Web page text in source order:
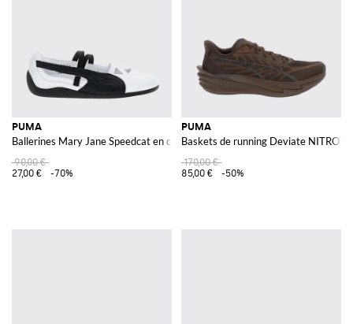
PUMA
Ballerines Mary Jane Speedcat en cuir avec semelle en caoutchouc
90,00 €
27,00 €
-70%
PUMA
Baskets de running Deviate NITRO™
170,00 €
85,00 €
-50%